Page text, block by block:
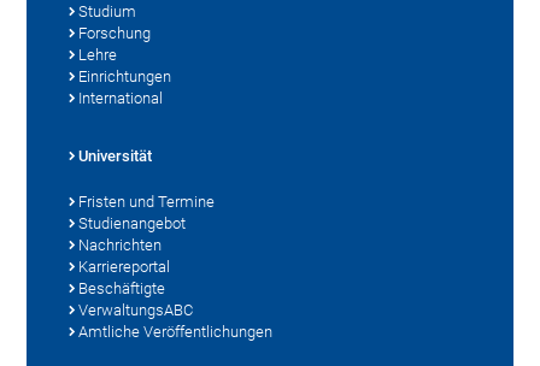
Studium
Forschung
Lehre
Einrichtungen
International
Universität
Fristen und Termine
Studienangebot
Nachrichten
Karriereportal
Beschäftigte
VerwaltungsABC
Amtliche Veröffentlichungen